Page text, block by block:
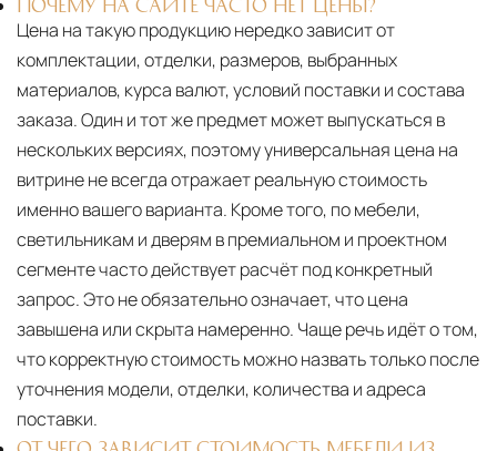
ПОЧЕМУ НА САЙТЕ ЧАСТО НЕТ ЦЕНЫ?
Цена на такую продукцию нередко зависит от
комплектации, отделки, размеров, выбранных
материалов, курса валют, условий поставки и состава
заказа. Один и тот же предмет может выпускаться в
нескольких версиях, поэтому универсальная цена на
витрине не всегда отражает реальную стоимость
именно вашего варианта. Кроме того, по мебели,
светильникам и дверям в премиальном и проектном
сегменте часто действует расчёт под конкретный
запрос. Это не обязательно означает, что цена
завышена или скрыта намеренно. Чаще речь идёт о том,
что корректную стоимость можно назвать только после
уточнения модели, отделки, количества и адреса
поставки.